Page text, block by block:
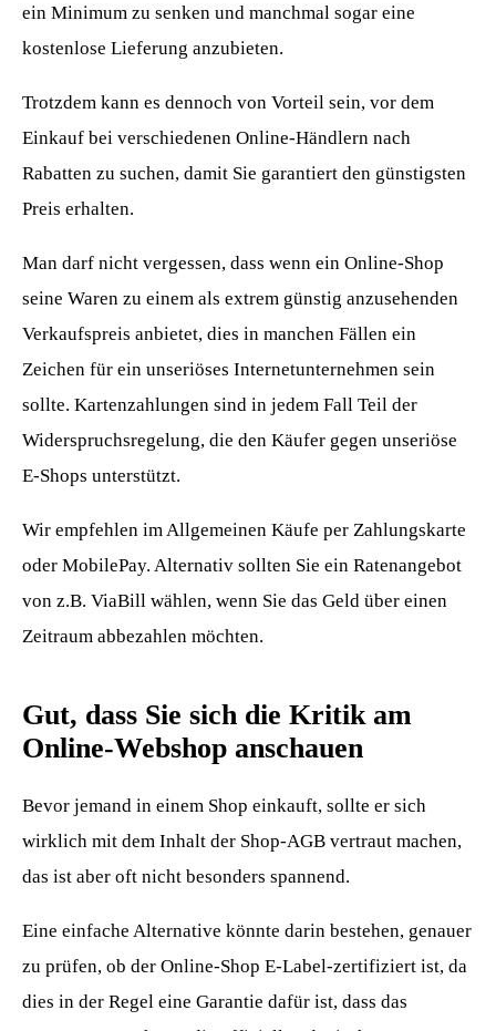
ein Minimum zu senken und manchmal sogar eine
kostenlose Lieferung anzubieten.
Trotzdem kann es dennoch von Vorteil sein, vor dem
Einkauf bei verschiedenen Online-Händlern nach
Rabatten zu suchen, damit Sie garantiert den günstigsten
Preis erhalten.
Man darf nicht vergessen, dass wenn ein Online-Shop
seine Waren zu einem als extrem günstig anzusehenden
Verkaufspreis anbietet, dies in manchen Fällen ein
Zeichen für ein unseriöses Internetunternehmen sein
sollte. Kartenzahlungen sind in jedem Fall Teil der
Widerspruchsregelung, die den Käufer gegen unseriöse
E-Shops unterstützt.
Wir empfehlen im Allgemeinen Käufe per Zahlungskarte
oder MobilePay. Alternativ sollten Sie ein Ratenangebot
von z.B. ViaBill wählen, wenn Sie das Geld über einen
Zeitraum abbezahlen möchten.
Gut, dass Sie sich die Kritik am
Online-Webshop anschauen
Bevor jemand in einem Shop einkauft, sollte er sich
wirklich mit dem Inhalt der Shop-AGB vertraut machen,
das ist aber oft nicht besonders spannend.
Eine einfache Alternative könnte darin bestehen, genauer
zu prüfen, ob der Online-Shop E-Label-zertifiziert ist, da
dies in der Regel eine Garantie dafür ist, dass das